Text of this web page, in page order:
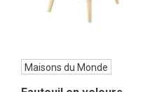
Maisons du Monde